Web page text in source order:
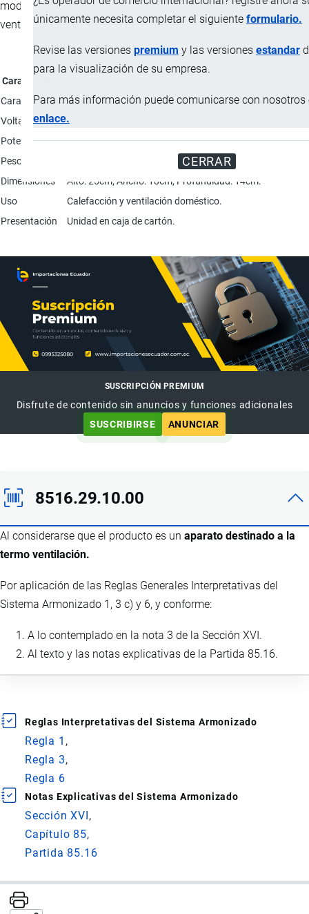
únicamente necesita completar el siguiente formulario.
Revise las versiones premium y las versiones estandar
para la visualización de su empresa.
Para más información puede comunicarse con nosotros
enlace.
CERRAR
modos de uso, modo sólo ventilador (aire frío) y modo
ventilador con calefacción (1200 y 2000 W).
Característica
CaracterísticasTermostato regulable; Protección térmica contra
Voltaje
220 - 240/60 Hz
Potencia
1200/2000 W
Peso
Dimensiones
Alto: 25cm; Ancho: 18cm; Profundidad: 14cm.
Uso
Calefacción y ventilación doméstico.
Presentación
Unidad en caja de cartón.
SUSCRIPCIÓN PREMIUM
Disfrute de contenido sin anuncios y funciones adicionales
SUSCRIBIRSE
ANUNCIAR
8516.29.10.00
Al considerarse que el producto es un aparato destinado a la
termo ventilación.
Por aplicación de las Reglas Generales Interpretativas del
Sistema Armonizado 1, 3 c) y 6, y conforme:
A lo contemplado en la nota 3 de la Sección XVI.
Al texto y las notas explicativas de la Partida 85.16.
Reglas Interpretativas del Sistema Armonizado
Regla 1
Regla 3
Regla 6
Notas Explicativas del Sistema Armonizado
Sección XVI
Capítulo 85
Partida 85.16